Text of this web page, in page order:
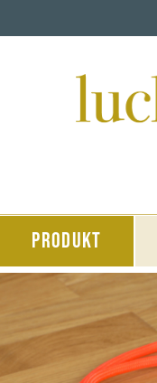
Produkt